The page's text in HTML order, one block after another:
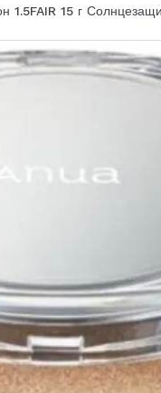
1.5FAIR 15 г